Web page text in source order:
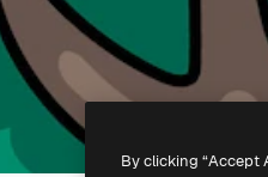
By clicking “Accept